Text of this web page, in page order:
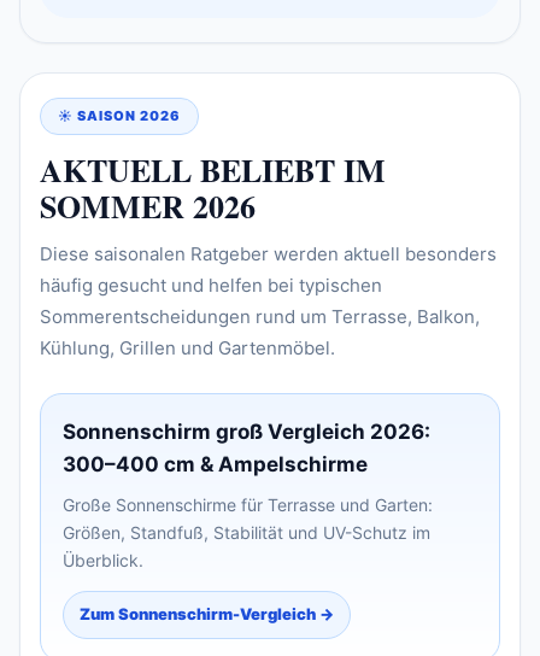
☀️ SAISON 2026
AKTUELL BELIEBT IM
SOMMER 2026
Diese saisonalen Ratgeber werden aktuell besonders
häufig gesucht und helfen bei typischen
Sommerentscheidungen rund um Terrasse, Balkon,
Kühlung, Grillen und Gartenmöbel.
Sonnenschirm groß Vergleich 2026:
300–400 cm & Ampelschirme
Große Sonnenschirme für Terrasse und Garten:
Größen, Standfuß, Stabilität und UV-Schutz im
Überblick.
Zum Sonnenschirm-Vergleich →